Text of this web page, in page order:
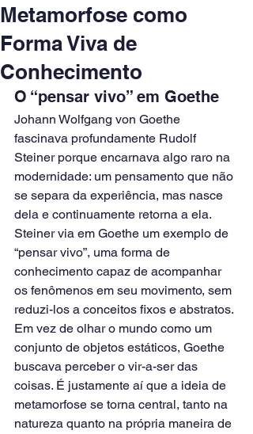
Metamorfose como
Forma Viva de
Conhecimento
O “pensar vivo” em Goethe
Johann Wolfgang von Goethe
fascinava profundamente Rudolf
Steiner porque encarnava algo raro na
modernidade: um pensamento que não
se separa da experiência, mas nasce
dela e continuamente retorna a ela.
Steiner via em Goethe um exemplo de
“pensar vivo”, uma forma de
conhecimento capaz de acompanhar
os fenômenos em seu movimento, sem
reduzi-los a conceitos fixos e abstratos.
Em vez de olhar o mundo como um
conjunto de objetos estáticos, Goethe
buscava perceber o vir-a-ser das
coisas. É justamente aí que a ideia de
metamorfose se torna central, tanto na
natureza quanto na própria maneira de